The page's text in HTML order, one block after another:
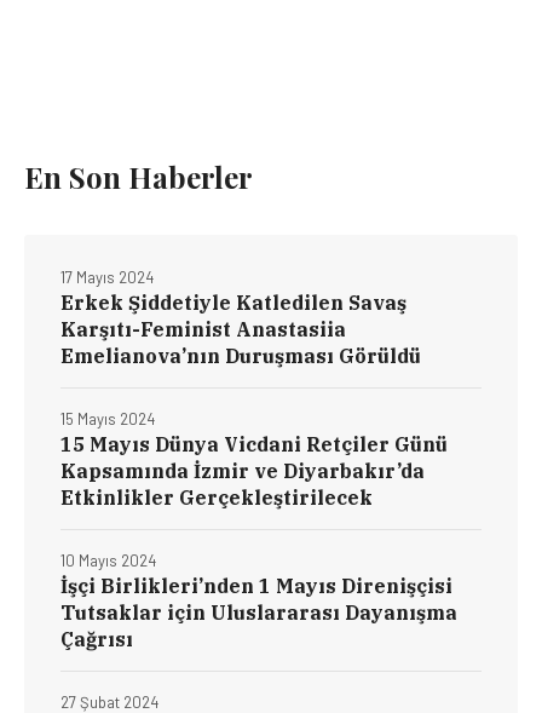
En Son Haberler
Erkek Şiddetiyle Katledilen Savaş
Karşıtı-Feminist Anastasiia
Emelianova’nın Duruşması Görüldü
17 Mayıs 2024
15 Mayıs Dünya Vicdani Retçiler Günü
Kapsamında İzmir ve Diyarbakır’da
Etkinlikler Gerçekleştirilecek
15 Mayıs 2024
İşçi Birlikleri’nden 1 Mayıs Direnişçisi
Tutsaklar için Uluslararası Dayanışma
Çağrısı
10 Mayıs 2024
27 Şubat 2024